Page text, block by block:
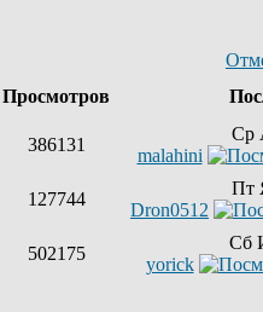
Просмотров
386131
Ср
malahini
127744
Пт
Dron0512
502175
Сб
yorick